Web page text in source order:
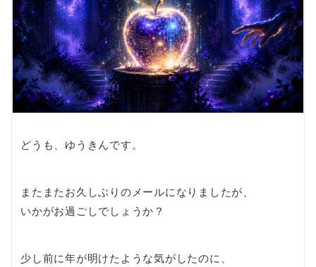
どうも、ゆうきんです。
またまたお久しぶりのメールになりましたが、
いかがお過ごしでしょうか？
少し前に年が明けたような気がしたのに、